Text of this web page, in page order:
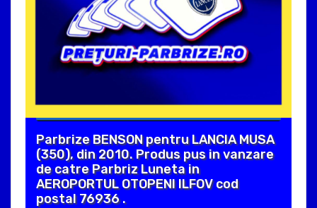
Parbrize BENSON pentru LANCIA MUSA
(350), din 2010. Produs pus in vanzare
de catre Parbriz Luneta in
AEROPORTUL OTOPENI ILFOV cod
postal 76936 .